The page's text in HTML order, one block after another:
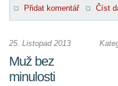
Přidat komentář Číst
25. Listopad 2013
Muž bez
minulosti